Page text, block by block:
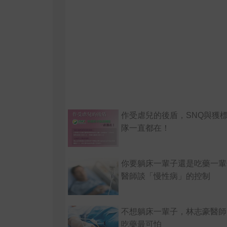
作受虐兒的後盾，SNQ與獲
隊一直都在！
你要躺床一輩子還是吃藥一
醫師談「慢性病」的控制
不想躺床一輩子，林志豪醫
吃藥最可怕